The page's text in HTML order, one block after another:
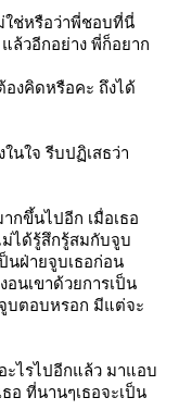
ใช่หรือว่าพี่ชอบที่นี่
ล้วอีกอย่าง พี่ก็อยาก
องคิดหรือคะ ถึงได้
นใจ รีบปฏิเสธว่า
กขึ้นไปอีก เมื่อเธอ
ม่ได้รู้สึกรู้สมกับจูบ
นฝ่ายจูบเธอก่อน
อนเขาด้วยการเป็น
บตอบหรอก มีแต่จะ
ะไรไปอีกแล้ว มาแอบ
อ ที่นานๆเธอจะเป็น